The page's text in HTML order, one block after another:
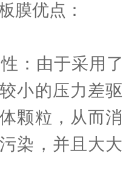
优点：
由于采用了
小的压力差
颗粒，从而
染，并且大